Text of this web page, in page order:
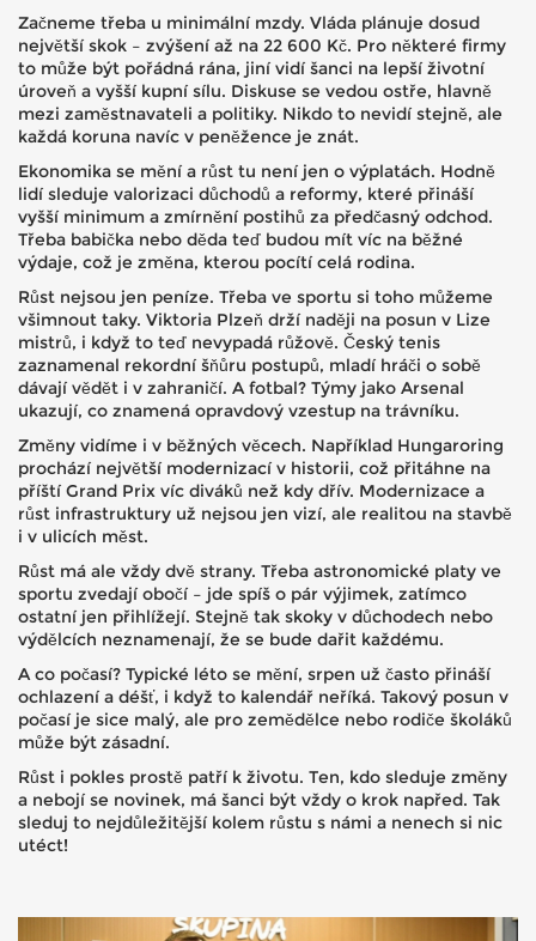
Začneme třeba u minimální mzdy. Vláda plánuje dosud
největší skok – zvýšení až na 22 600 Kč. Pro některé firmy
to může být pořádná rána, jiní vidí šanci na lepší životní
úroveň a vyšší kupní sílu. Diskuse se vedou ostře, hlavně
mezi zaměstnavateli a politiky. Nikdo to nevidí stejně, ale
každá koruna navíc v peněžence je znát.
Ekonomika se mění a růst tu není jen o výplatách. Hodně
lidí sleduje valorizaci důchodů a reformy, které přináší
vyšší minimum a zmírnění postihů za předčasný odchod.
Třeba babička nebo děda teď budou mít víc na běžné
výdaje, což je změna, kterou pocítí celá rodina.
Růst nejsou jen peníze. Třeba ve sportu si toho můžeme
všimnout taky. Viktoria Plzeň drží naději na posun v Lize
mistrů, i když to teď nevypadá růžově. Český tenis
zaznamenal rekordní šňůru postupů, mladí hráči o sobě
dávají vědět i v zahraničí. A fotbal? Týmy jako Arsenal
ukazují, co znamená opravdový vzestup na trávníku.
Změny vidíme i v běžných věcech. Například Hungaroring
prochází největší modernizací v historii, což přitáhne na
příští Grand Prix víc diváků než kdy dřív. Modernizace a
růst infrastruktury už nejsou jen vizí, ale realitou na stavbě
i v ulicích měst.
Růst má ale vždy dvě strany. Třeba astronomické platy ve
sportu zvedají obočí – jde spíš o pár výjimek, zatímco
ostatní jen přihlížejí. Stejně tak skoky v důchodech nebo
výdělcích neznamenají, že se bude dařit každému.
A co počasí? Typické léto se mění, srpen už často přináší
ochlazení a déšť, i když to kalendář neříká. Takový posun v
počasí je sice malý, ale pro zemědělce nebo rodiče školáků
může být zásadní.
Růst i pokles prostě patří k životu. Ten, kdo sleduje změny
a nebojí se novinek, má šanci být vždy o krok napřed. Tak
sleduj to nejdůležitější kolem růstu s námi a nenech si nic
utéct!